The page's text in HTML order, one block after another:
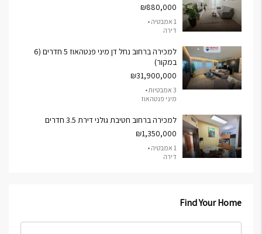
₪880,000
1 אמבטיה •
דירה
למכירה ברחוב נחל דן מיני פנטהאוז 5 חדרים (6
במקור)
₪31,900,000
3 אמבטיות •
מיני פנטהאוז
למכירה ברחוב חטיבת גולני דירת 3.5 חדרים
₪1,350,000
1 אמבטיה •
דירה
Find Your Home